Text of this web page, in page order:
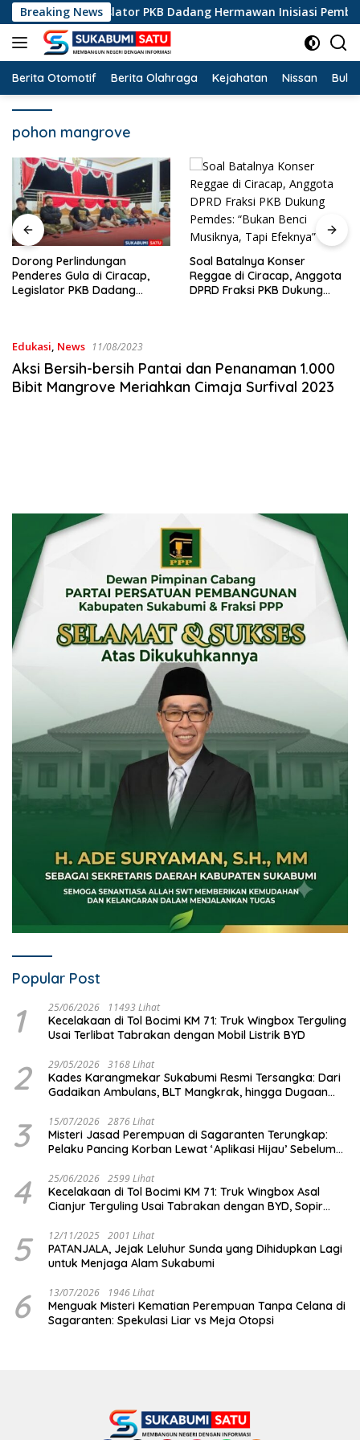
Langsung
ke
konten
Breaking News
Ciracap, Legislator PKB Dadang Hermawan Inisiasi
Berita Otomotif Berita Olahraga Kejahatan Nissan
pohon mangrove
Soal Batalnya Konser
Reggae di Ciracap, Anggota
DPRD Fraksi PKB Dukung
Dituding Biang
Miras, Musik Reggae
Dilarang di Ciracap
Sukabumi!
Edukasi, News 11/08/2023
Aksi Bersih-bersih Pantai dan Penanaman 1.000
Bibit Mangrove Meriahkan Cimaja Surfival 2023
Popular Post
1 25/06/2026 11493 Lihat
Kecelakaan di Tol Bocimi KM 71: Truk Wingbox Terguling
Usai Terlibat Tabrakan dengan Mobil Listrik BYD
2 29/05/2026 3168 Lihat
Kades Karangmekar Sukabumi Resmi Tersangka: Dari
Gadaikan Ambulans, BLT Mangkrak, hingga Dugaan
3 15/07/2026 2876 Lihat
Misteri Jasad Perempuan di Sagaranten Terungkap:
Pelaku Pancing Korban Lewat ‘Aplikasi Hijau’ Sebelum
4 25/06/2026 2599 Lihat
Kecelakaan di Tol Bocimi KM 71: Truk Wingbox Asal
Cianjur Terguling Usai Tabrakan dengan BYD, Sopir
5 12/11/2025 2001 Lihat
PATANJALA, Jejak Leluhur Sunda yang Dihidupkan Lagi
untuk Menjaga Alam Sukabumi
6 13/07/2026 1946 Lihat
Menguak Misteri Kematian Perempuan Tanpa Celana di
Sagaranten: Spekulasi Liar vs Meja Otopsi